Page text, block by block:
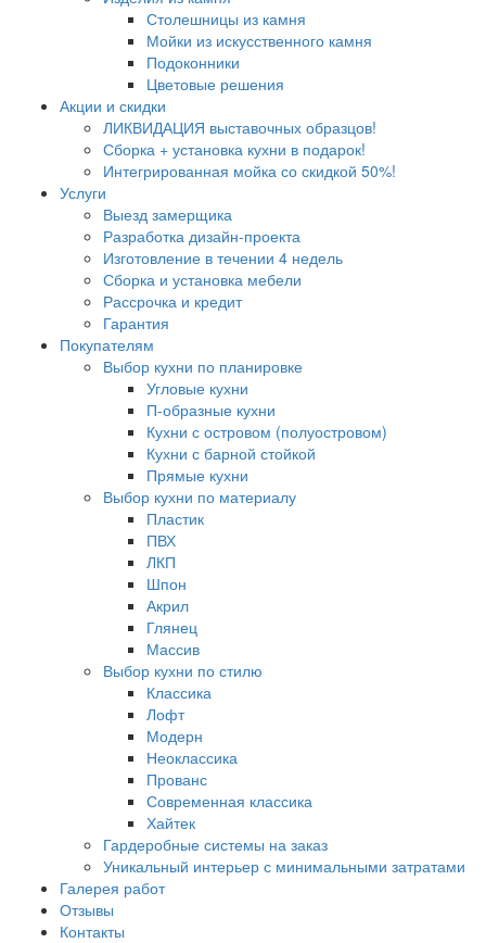
Столешницы из камня
Мойки из искусственного камня
Подоконники
Цветовые решения
Акции и скидки
ЛИКВИДАЦИЯ выставочных образцов!
Сборка + установка кухни в подарок!
Интегрированная мойка со скидкой 50%!
Услуги
Выезд замерщика
Разработка дизайн-проекта
Изготовление в течении 4 недель
Сборка и установка мебели
Рассрочка и кредит
Гарантия
Покупателям
Выбор кухни по планировке
Угловые кухни
П-образные кухни
Кухни с островом (полуостровом)
Кухни с барной стойкой
Прямые кухни
Выбор кухни по материалу
Пластик
ПВХ
ЛКП
Шпон
Акрил
Глянец
Массив
Выбор кухни по стилю
Классика
Лофт
Модерн
Неоклассика
Прованс
Современная классика
Хайтек
Гардеробные системы на заказ
Уникальный интерьер с минимальными затратами
Галерея работ
Отзывы
Контакты